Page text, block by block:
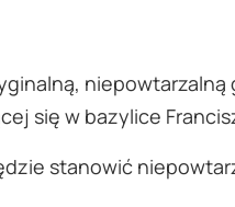
niepowtarzalną
się w bazylice
stanowić